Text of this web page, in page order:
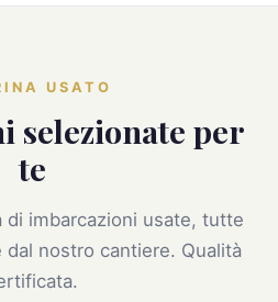
USATO
selezionate per
te
di imbarcazioni usate, tutte
nostro cantiere. Qualità